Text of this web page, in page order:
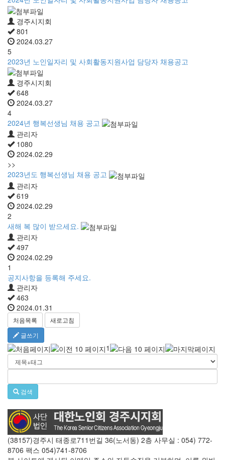
경주시지회
801
2024.03.27
5
2023년 노인일자리 및 사회활동지원사업 담당자 채용공고
경주시지회
648
2024.03.27
4
2024년 행복선생님 채용 공고
관리자
1080
2024.02.29
>>
2023년도 행복선생님 채용 공고
관리자
619
2024.02.29
2
새해 복 많이 받으세요.
관리자
497
2024.02.29
1
공지사항을 등록해 주세요.
관리자
463
2024.01.31
처음목록
새로고침
글쓰기
1
검색
(38157)경주시 태종로711번길 36(노서동) 2층 사무실 : 054) 772-
8706 팩스 054)741-8706